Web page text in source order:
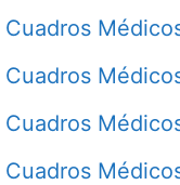
Cuadros
Cuadros
Cuadros
Cuadros